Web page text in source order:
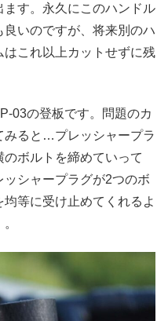
す。永久にこのハンドル
いのですが、将来別のハ
これ以上カットせずに残
03の登板です。問題のカ
みると…プレッシャープラ
ボルトを締めていって
シャープラグが2つのボ
等に受け止めてくれるよ